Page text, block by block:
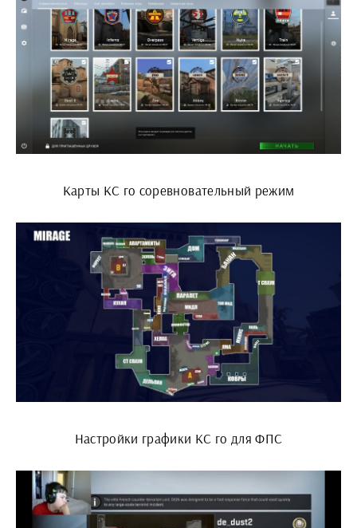
Карты КС го соревновательный режим
Настройки графики КС го для ФПС